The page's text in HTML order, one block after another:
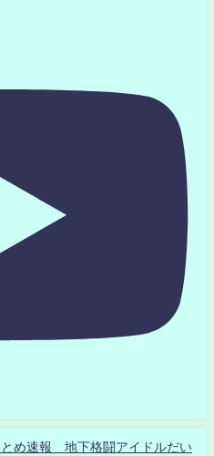
め速報 地下格闘アイドルだい